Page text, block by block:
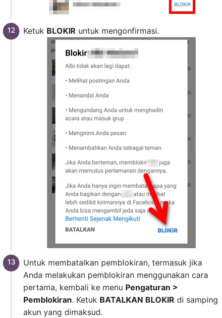
Ketuk BLOKIR untuk mengonfirmasi.
Untuk membatalkan pemblokiran, termasuk jika
Anda melakukan pemblokiran menggunakan cara
pertama, kembali ke menu Pengaturan >
Pemblokiran. Ketuk BATALKAN BLOKIR di samping
akun yang dimaksud.